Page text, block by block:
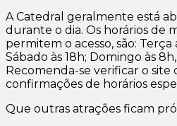
A Catedral geralmente está
durante o dia. Os horários de
permitem o acesso, são: Terça
Sábado às 18h; Domingo às
Recomenda-se verificar o site
confirmações de horários
Que outras atrações ficam